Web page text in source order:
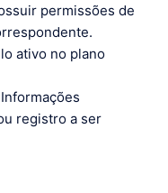
permissões de
ativo no plano
Informações
registro a ser